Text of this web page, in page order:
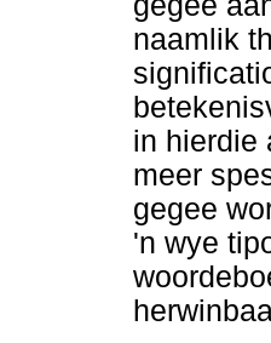
naamlik
in hierdie
meer
gegee
'n wye